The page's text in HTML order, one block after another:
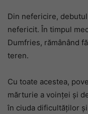
Din nefericire,
nefericit. În timpul
Dumfries, rămânând
teren.
Cu toate acestea,
mărturie a voinței și
în ciuda dificultăților